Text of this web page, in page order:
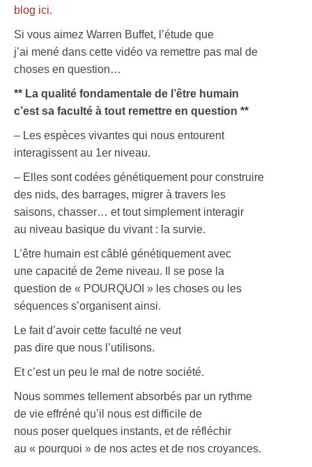
blog ici.
Si vous aimez Warren Buffet, l’étude que
j’ai mené dans cette vidéo va remettre pas mal de
choses en question…
** La qualité fondamentale de l’être humain
c’est sa faculté à tout remettre en question **
– Les espèces vivantes qui nous entourent
interagissent au 1er niveau.
– Elles sont codées génétiquement pour construire
des nids, des barrages, migrer à travers les
saisons, chasser… et tout simplement interagir
au niveau basique du vivant : la survie.
L’être humain est câblé génétiquement avec
une capacité de 2eme niveau. Il se pose la
question de « POURQUOI » les choses ou les
séquences s’organisent ainsi.
Le fait d’avoir cette faculté ne veut
pas dire que nous l’utilisons.
Et c’est un peu le mal de notre société.
Nous sommes tellement absorbés par un rythme
de vie effréné qu’il nous est difficile de
nous poser quelques instants, et de réfléchir
au « pourquoi » de nos actes et de nos croyances.